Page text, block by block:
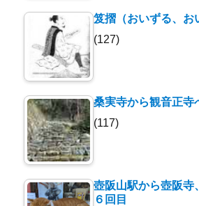
笈摺（おいずる、お
(127)
桑実寺から観音正寺
(117)
壺阪山駅から壺阪寺
６回目